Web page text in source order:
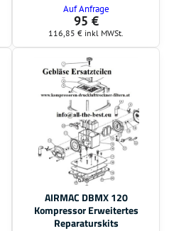
Auf Anfrage
95 €
116,85 € inkl MWSt.
AIRMAC DBMX 120
Kompressor Erweitertes
Reparaturskits